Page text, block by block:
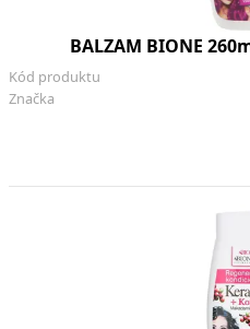
BALZAM BIONE
Značka
Kód produktu